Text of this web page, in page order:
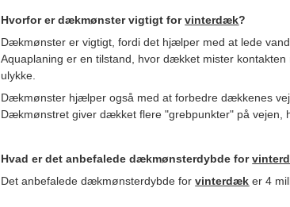
Hvorfor er dækmønster vigtigt forvinterdæk?
Dækmønster er vigtigt, fordi det hjælper med at lede
Aquaplaning er en tilstand, hvor dækket mister
ulykke.
Dækmønster hjælper også med at forbedre dækkenes
Dækmønstret giver dækket flere "grebpunkter" på vejen,
Hvad er det anbefalede dækmønsterdybde for
Det anbefalede dækmønsterdybde forvinterdæk er 4